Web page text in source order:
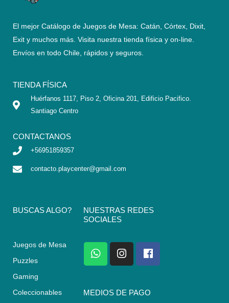
El mejor Catálogo de Juegos de Mesa: Catán, Córtex, Dixit,
Exit y muchos más. Visita nuestra tienda física y on-line.
Envíos en todo Chile, rápidos y seguros
TIENDA FÍSICA
Huérfanos 1117, Piso 2, Oficina 201, Edificio Pacifico.
Santiago Centro
CONTACTANOS
+56951859357
contacto.playcenter@gmail.com
BUSCAS ALGO?
Juegos de Mesa
Puzzles
Gaming
Coleccionables
NUESTRAS REDES
SOCIALES
W
h
a
s
I
n
s
a
F
a
c
b
MEDIOS DE PAGO